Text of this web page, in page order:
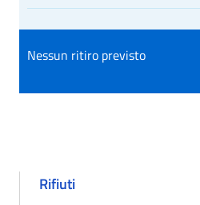
Nessun ritiro previsto
Rifiuti